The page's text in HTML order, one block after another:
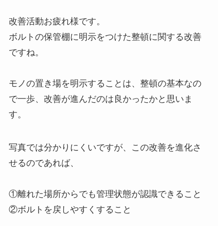
改善活動お疲れ様です。
ボルトの保管棚に明示をつけた整頓に関する改善
ですね。
モノの置き場を明示することは、整頓の基本なの
で一歩、改善が進んだのは良かったかと思いま
す。
写真では分かりにくいですが、この改善を進化さ
せるのであれば、
①離れた場所からでも管理状態が認識できること
②ボルトを戻しやすくすること